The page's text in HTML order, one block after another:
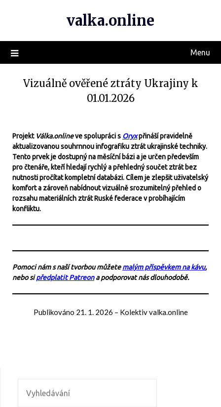
valka.online
Menu
Vizuálně ověřené ztráty Ukrajiny k
01.01.2026
Projekt Válka.onlineve spolupráci s Oryxpřináší pravidelně
aktualizovanou souhrnnou infografiku ztrát ukrajinské techniky.
Tento prvek je dostupný na měsíční bázi a je určen především
pro čtenáře, kteří hledají rychlý a přehledný součet ztrát bez
nutnosti pročítat kompletní databázi. Cílem je zlepšit uživatelský
komfort a zároveň nabídnout vizuálně srozumitelný přehled o
rozsahu materiálních ztrát Ruské federace v probíhajícím
konfliktu.
Pomoci nám s naší tvorbou můžetemalým příspěvkem na kávu,
nebo sipředplatit Patreona podporovat nás dlouhodobě.
Publikováno 21. 1. 2026 – Kolektiv valka.online